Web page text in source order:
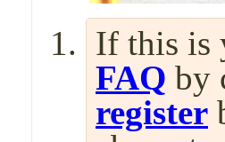
If this is
FAQ by
register